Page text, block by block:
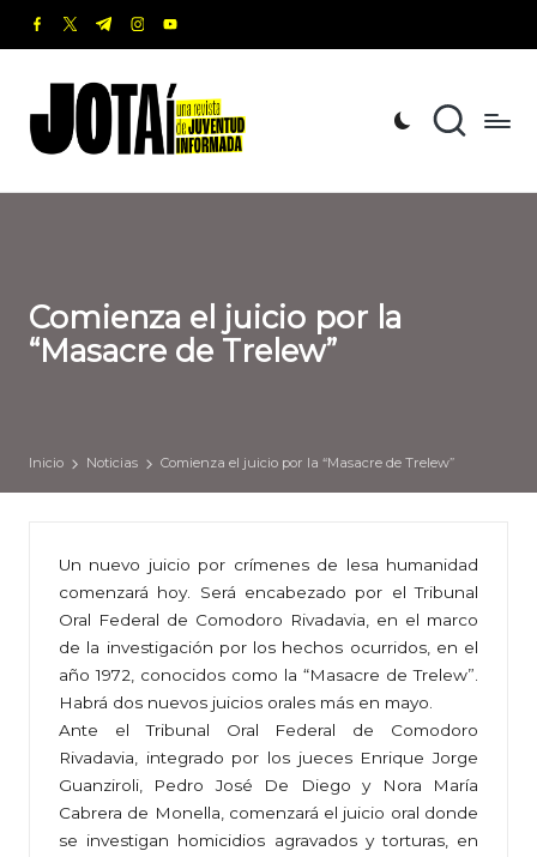
Saltar
contenido
facebook.com
twitter.com
t.me instagram.com
youtube.com
o
t
revista
de
Informada
Comienza el juicio por la
“Masacre de Trelew”
Inicio Noticias Comienza el juicio por la “Masacre de Trelew”
Un nuevo juicio por crímenes de lesa humanidad
comenzará hoy. Será encabezado por el Tribunal
Oral Federal de Comodoro Rivadavia, en el marco
de la investigación por los hechos ocurridos, en el
año 1972, conocidos como la “Masacre de Trelew”.
Habrá dos nuevos juicios orales más en mayo.
Ante el Tribunal Oral Federal de Comodoro
Rivadavia, integrado por los jueces Enrique Jorge
Guanziroli, Pedro José De Diego y Nora María
Cabrera de Monella, comenzará el juicio oral donde
se investigan homicidios agravados y torturas, en